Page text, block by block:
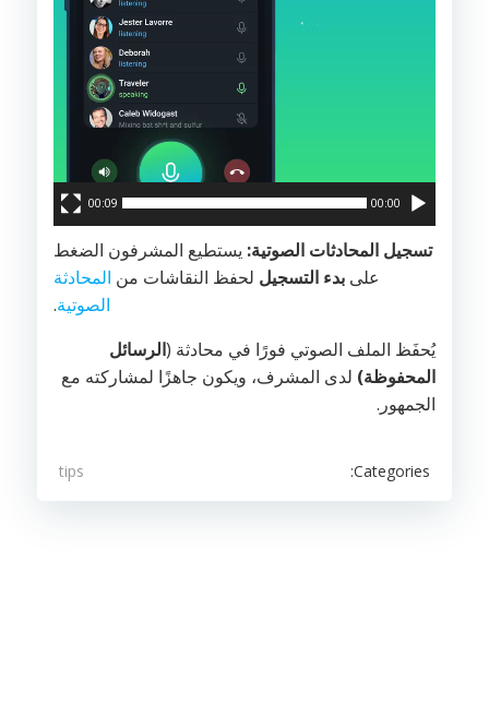
00:00
00:09
تسجيل المحادثات الصوتية: يستطيع المشرفون الضغط
على بدء التسجيل لحفظ النقاشات من المحادثة
الصوتية.
يُحفَظ الملف الصوتي فورًا في محادثة (الرسائل
المحفوظة) لدى المشرف، ويكون جاهزًا لمشاركته مع
الجمهور.
Categories:
tips